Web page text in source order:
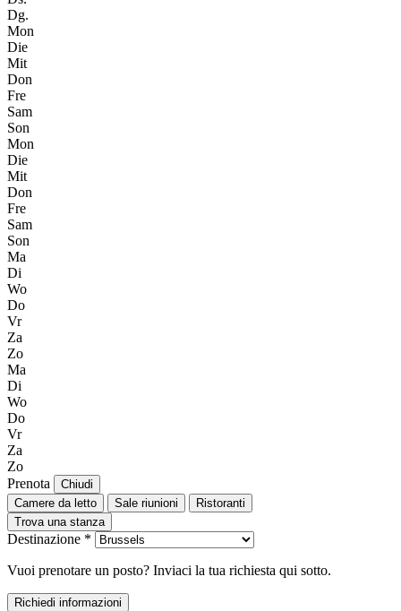
Dg.
Mon
Die
Mit
Don
Fre
Sam
Son
Mon
Die
Mit
Don
Fre
Sam
Son
Ma
Di
Wo
Do
Vr
Za
Zo
Ma
Di
Wo
Do
Vr
Za
Zo
Prenota
Chiudi
Camere da letto
Sale riunioni
Ristoranti
Trova una stanza
Destinazione *
Vuoi prenotare un posto? Inviaci la tua richiesta qui sotto.
Richiedi informazioni